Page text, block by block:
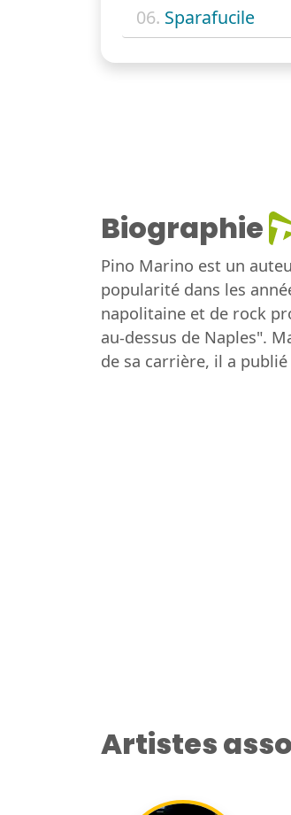
06. Sparafucile
Biographie
Pino Marino est un
popularité dans les
napolitaine et de rock
au-dessus de Naples".
de sa carrière, il a
Artistes